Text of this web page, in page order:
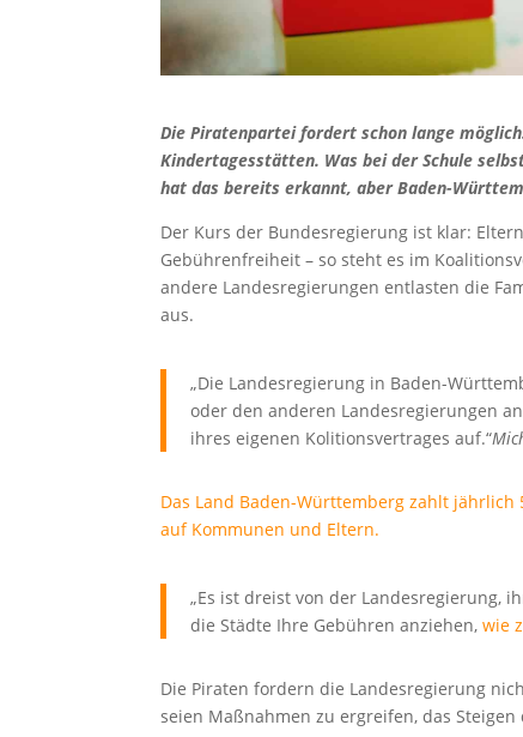
Die Piratenpartei fordert schon lange
Kindertagesstätten. Was bei der Schule
hat das bereits erkannt, aber Baden-
Der Kurs der Bundesregierung ist klar:
Gebührenfreiheit – so steht es im
andere Landesregierungen entlasten die
aus.
„Die Landesregierung in Baden-
oder den anderen Landesregierungen
ihres eigenen Kolitionsvertrages auf.“
Das Land Baden-Württemberg zahlt
auf Kommunen und Eltern.
„Es ist dreist von der Landesregierung,
die Städte Ihre Gebühren anziehen,wie
Die Piraten fordern die Landesregierung
seien Maßnahmen zu ergreifen, das